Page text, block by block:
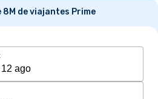
8M de viajantes Prime